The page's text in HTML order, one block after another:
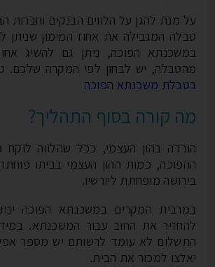
מנת להגן על הלווים הבנקים וחברות
המגבילה את אחוז המימון שניתן לקחת
הפוכה , ניתן גם להשיג אחוזים
יש לבחון לפי המקרה שלכם. טבלה
משכנתא הפוכה
קורה בסוף התהליך?
בהון העצמי, ככל שהלווה לוקח כסף
כמות ההון העצמי בביתו פוחתת. זה
מופחתת ליורשיו.
המקרים במשכנתא הפוכה ינתן
את החוב עבור המשכנתא. במידה
לא עומד לרשותם יש מספר
למכור את הבית.